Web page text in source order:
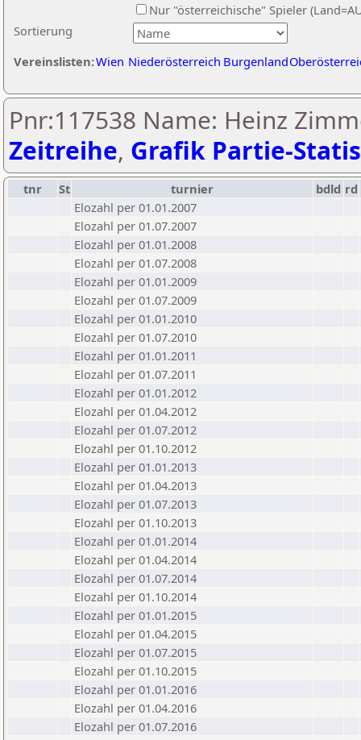
Sortierung
Nur "österreichische" Spieler
Vereinslisten:Wien Niederösterreich Burgenland
Pnr:117538 Name: Heinz
Zeitreihe, Grafik Partie-
tnr St turnier bdld rd
Elozahl per 01.01.2007
Elozahl per 01.07.2007
Elozahl per 01.01.2008
Elozahl per 01.07.2008
Elozahl per 01.01.2009
Elozahl per 01.07.2009
Elozahl per 01.01.2010
Elozahl per 01.07.2010
Elozahl per 01.01.2011
Elozahl per 01.07.2011
Elozahl per 01.01.2012
Elozahl per 01.04.2012
Elozahl per 01.07.2012
Elozahl per 01.10.2012
Elozahl per 01.01.2013
Elozahl per 01.04.2013
Elozahl per 01.07.2013
Elozahl per 01.10.2013
Elozahl per 01.01.2014
Elozahl per 01.04.2014
Elozahl per 01.07.2014
Elozahl per 01.10.2014
Elozahl per 01.01.2015
Elozahl per 01.04.2015
Elozahl per 01.07.2015
Elozahl per 01.10.2015
Elozahl per 01.01.2016
Elozahl per 01.04.2016
Elozahl per 01.07.2016